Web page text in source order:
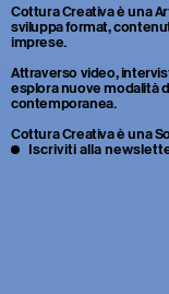
Cottura Creativa è una
sviluppa format,
imprese.
Attraverso video,
esplora nuove modalità
contemporanea.
Cottura Creativa è una
Iscriviti alla